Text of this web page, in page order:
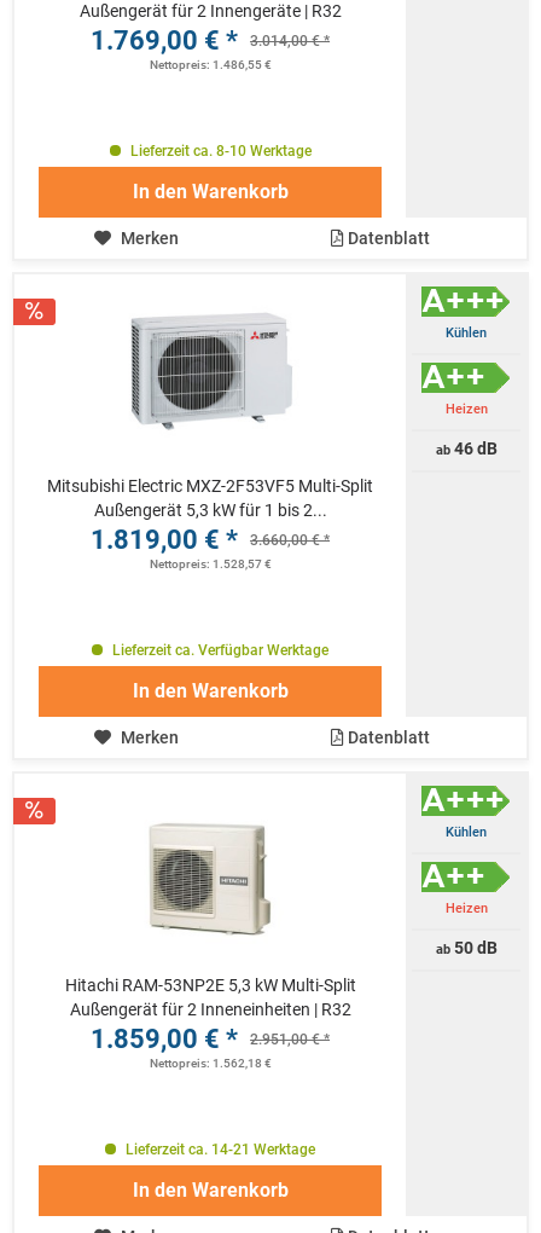
Außengerät für 2 Innengeräte | R32
1.769,00 € * 3.014,00 € *
Nettopreis: 1.486,55 €
Lieferzeit ca. 8-10 Werktage
In den Warenkorb
Merken Datenblatt
Mitsubishi Electric MXZ-2F53VF5 Multi-Split
Außengerät 5,3 kW für 1 bis 2...
1.819,00 € * 3.660,00 € *
Nettopreis: 1.528,57 €
Kühlen
Heizen
ab46 dB
Lieferzeit ca. Verfügbar Werktage
In den Warenkorb
Merken Datenblatt
Hitachi RAM-53NP2E 5,3 kW Multi-Split
Außengerät für 2 Inneneinheiten | R32
1.859,00 € * 2.951,00 € *
Nettopreis: 1.562,18 €
Kühlen
Heizen
ab50 dB
Lieferzeit ca. 14-21 Werktage
In den Warenkorb